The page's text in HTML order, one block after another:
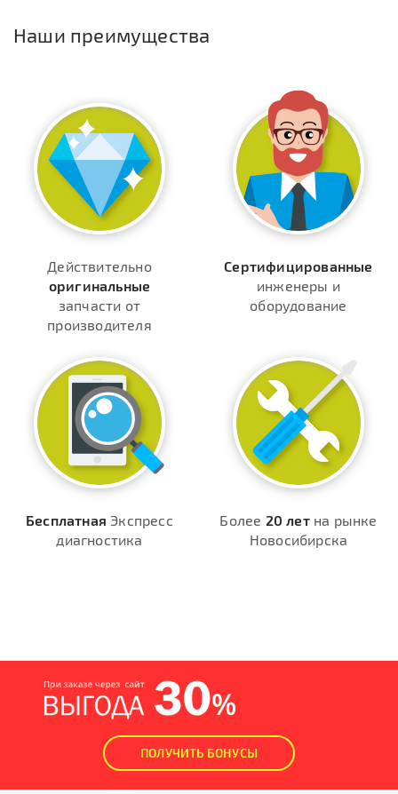
Наши преимущества
Действительно
оригинальные
запчасти от
производителя
Сертифицированные
инженеры и
оборудование
Бесплатная Экспресс
диагностика
Более 20 летна рынке
Новосибирска
ПОЛУЧИТЬ БОНУСЫ